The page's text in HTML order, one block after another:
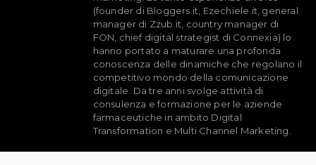
(founder di Bloggers.it, Ezechiele.it, general
manager di Zzub.it, country manager di
FON, chief digital strategist di Connexia) lo
hanno portato a maturare una profonda
conoscenza delle dinamiche che regolano il
competitivo mondo della comunicazione
digitale. Da tre anni svolge attività di
consulenza e formazione per le aziende
farmaceutiche in ambito Digital
Transformation e Multi Channel Marketing.